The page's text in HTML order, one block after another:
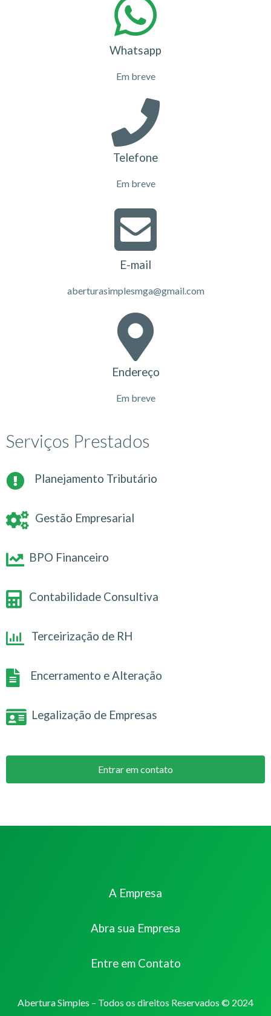
Whatsapp
Em breve
Telefone
Em breve
E-mail
aberturasimplesmga@gmail.com
Endereço
Em breve
Serviços Prestados
Planejamento Tributário
Gestão Empresarial
BPO Financeiro
Contabilidade Consultiva
Terceirização de RH
Encerramento e Alteração
Legalização de Empresas
Entrar em contato
A Empresa
Abra sua Empresa
Entre em Contato
Abertura Simples – Todos os direitos Reservados © 2024